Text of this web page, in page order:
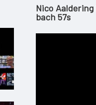
Nico
Bach 57s